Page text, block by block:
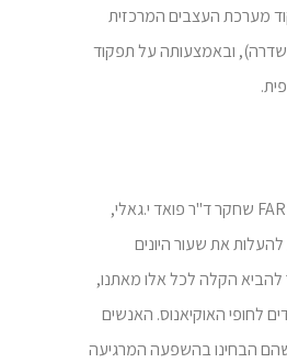
מערכת העצבים המרכזית
ובאמצעותה על תפקוד
חומר ה- FAR Infrared שחקר ד"ר פואד י.גאלי,
את שעור היונים
להביא הקלה לכל אלו מאתנו,
לחופי האוקיאנוס. האנשים
שהם הבחינו בהשפעה המרגיעה